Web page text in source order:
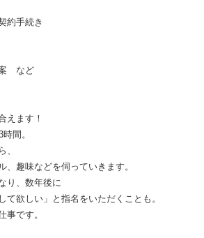
約手続き
など
えます！
間。
、
、趣味などを伺っていきます。
り、数年後に
欲しい」と指名をいただくことも。
事です。